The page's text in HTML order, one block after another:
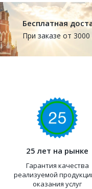
Бесплатная
При заказе от 3000
25 лет на рынке
Гарантия качества
реализуемой
оказания услуг